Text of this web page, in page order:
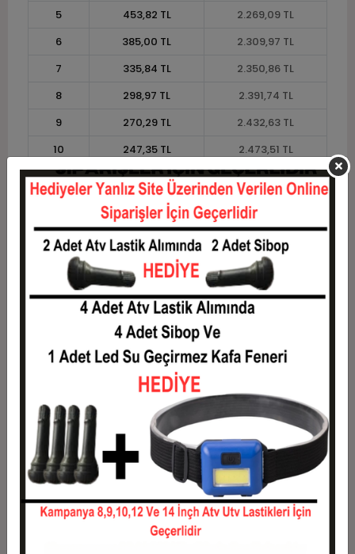
5
453,82 TL
2.269,09 TL
6
385,00 TL
2.309,97 TL
7
335,84 TL
2.350,86 TL
8
298,97 TL
2.391,74 TL
9
270,29 TL
2.432,63 TL
10
247,35 TL
2.473,51 TL
11
226,72 TL
2.493,95 TL
12
211,24 TL 2.534,84 TL
Taksit Taksit Tutarı
Toplam Tutar
2.044,22 TL
2.044,22 TL
1.022,11 TL
3
729,11 TL
2.187,32 TL
557,05 TL
5
453,82 TL
2.269,09 TL
6
385,00 TL
2.309,97 TL
7
335,84 TL
2.350,86 TL
8
298,97 TL
2.391,74 TL
270,29 TL